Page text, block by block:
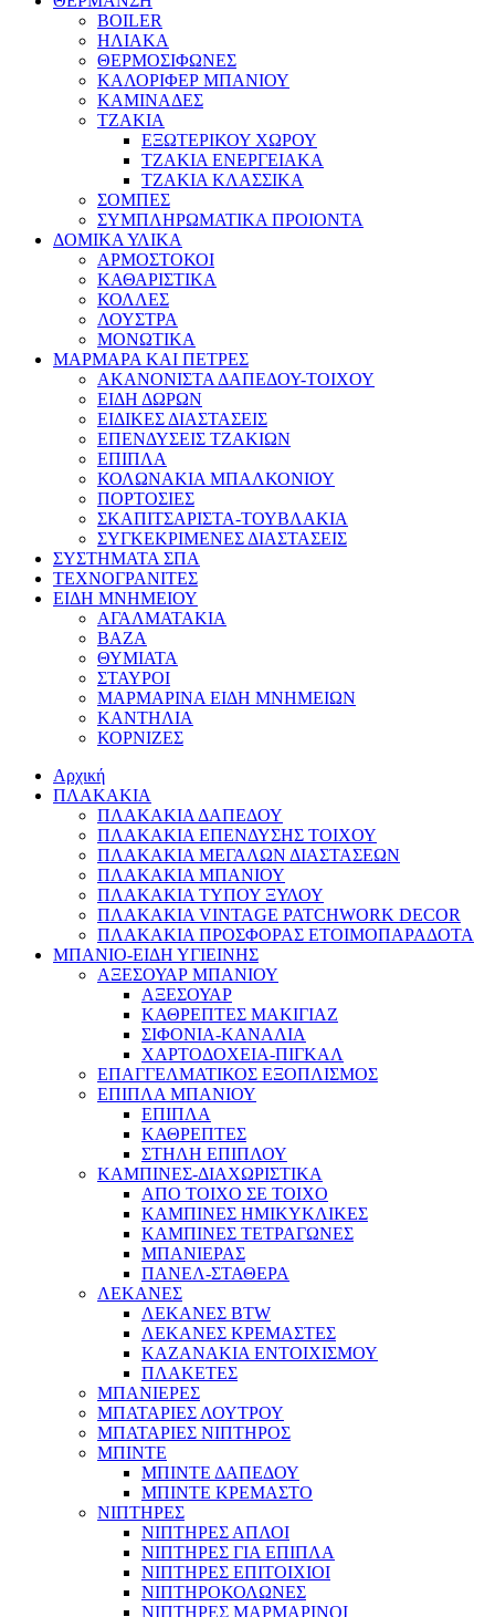
BOILER
ΗΛΙΑΚΑ
ΘΕΡΜΟΣΙΦΩΝΕΣ
ΚΑΛΟΡΙΦΕΡ ΜΠΑΝΙΟΥ
ΚΑΜΙΝΑΔΕΣ
ΤΖΑΚΙΑ
ΕΞΩΤΕΡΙΚΟΥ ΧΩΡΟΥ
ΤΖΑΚΙΑ ΕΝΕΡΓΕΙΑΚΑ
ΤΖΑΚΙΑ ΚΛΑΣΣΙΚΑ
ΣΟΜΠΕΣ
ΣΥΜΠΛΗΡΩΜΑΤΙΚΑ ΠΡΟΙΟΝΤΑ
ΔΟΜΙΚΑ ΥΛΙΚΑ
ΑΡΜΟΣΤΟΚΟΙ
ΚΑΘΑΡΙΣΤΙΚΑ
ΚΟΛΛΕΣ
ΛΟΥΣΤΡΑ
ΜΟΝΩΤΙΚΑ
ΜΑΡΜΑΡΑ ΚΑΙ ΠΕΤΡΕΣ
ΑΚΑΝΟΝΙΣΤΑ ΔΑΠΕΔΟΥ-ΤΟΙΧΟΥ
ΕΙΔΗ ΔΩΡΩΝ
ΕΙΔΙΚΕΣ ΔΙΑΣΤΑΣΕΙΣ
ΕΠΕΝΔΥΣΕΙΣ ΤΖΑΚΙΩΝ
ΕΠΙΠΛΑ
ΚΟΛΩΝΑΚΙΑ ΜΠΑΛΚΟΝΙΟΥ
ΠΟΡΤΟΣΙΕΣ
ΣΚΑΠΙΤΣΑΡΙΣΤΑ-ΤΟΥΒΛΑΚΙΑ
ΣΥΓΚΕΚΡΙΜΕΝΕΣ ΔΙΑΣΤΑΣΕΙΣ
ΣΥΣΤΗΜΑΤΑ ΣΠΑ
ΤΕΧΝΟΓΡΑΝΙΤΕΣ
ΕΙΔΗ ΜΝΗΜΕΙΟΥ
ΑΓΑΛΜΑΤΑΚΙΑ
ΒΑΖΑ
ΘΥΜΙΑΤΑ
ΣΤΑΥΡΟΙ
ΜΑΡΜΑΡΙΝΑ ΕΙΔΗ ΜΝΗΜΕΙΩΝ
ΚΑΝΤΗΛΙΑ
ΚΟΡΝΙΖΕΣ
Αρχική
ΠΛΑΚΑΚΙΑ
ΠΛΑΚΑΚΙΑ ΔΑΠΕΔΟΥ
ΠΛΑΚΑΚΙΑ ΕΠΕΝΔΥΣΗΣ ΤΟΙΧΟΥ
ΠΛΑΚΑΚΙΑ ΜΕΓΑΛΩΝ ΔΙΑΣΤΑΣΕΩΝ
ΠΛΑΚΑΚΙΑ ΜΠΑΝΙΟΥ
ΠΛΑΚΑΚΙΑ ΤΥΠΟΥ ΞΥΛΟΥ
ΠΛΑΚΑΚΙΑ VINTAGE PATCHWORK DECOR
ΠΛΑΚΑΚΙΑ ΠΡΟΣΦΟΡΑΣ ΕΤΟΙΜΟΠΑΡΑΔΟΤΑ
ΜΠΑΝΙΟ-ΕΙΔΗ ΥΓΙΕΙΝΗΣ
ΑΞΕΣΟΥΑΡ ΜΠΑΝΙΟΥ
ΑΞΕΣΟΥΑΡ
ΚΑΘΡΕΠΤΕΣ ΜΑΚΙΓΙΑΖ
ΣΙΦΟΝΙΑ-ΚΑΝΑΛΙΑ
ΧΑΡΤΟΔΟΧΕΙΑ-ΠΙΓΚΑΛ
ΕΠΑΓΓΕΛΜΑΤΙΚΟΣ ΕΞΟΠΛΙΣΜΟΣ
ΕΠΙΠΛΑ ΜΠΑΝΙΟΥ
ΕΠΙΠΛΑ
ΚΑΘΡΕΠΤΕΣ
ΣΤΗΛΗ ΕΠΙΠΛΟΥ
ΚΑΜΠΙΝΕΣ-ΔΙΑΧΩΡΙΣΤΙΚΑ
ΑΠΟ ΤΟΙΧΟ ΣΕ ΤΟΙΧΟ
ΚΑΜΠΙΝΕΣ ΗΜΙΚΥΚΛΙΚΕΣ
ΚΑΜΠΙΝΕΣ ΤΕΤΡΑΓΩΝΕΣ
ΜΠΑΝΙΕΡΑΣ
ΠΑΝΕΛ-ΣΤΑΘΕΡΑ
ΛΕΚΑΝΕΣ
ΛΕΚΑΝΕΣ BTW
ΛΕΚΑΝΕΣ ΚΡΕΜΑΣΤΕΣ
ΚΑΖΑΝΑΚΙΑ ΕΝΤΟΙΧΙΣΜΟΥ
ΠΛΑΚΕΤΕΣ
ΜΠΑΝΙΕΡΕΣ
ΜΠΑΤΑΡΙΕΣ ΛΟΥΤΡΟΥ
ΜΠΑΤΑΡΙΕΣ ΝΙΠΤΗΡΟΣ
ΜΠΙΝΤΕ
ΜΠΙΝΤΕ ΔΑΠΕΔΟΥ
ΜΠΙΝΤΕ ΚΡΕΜΑΣΤΟ
ΝΙΠΤΗΡΕΣ
ΝΙΠΤΗΡΕΣ ΑΠΛΟΙ
ΝΙΠΤΗΡΕΣ ΓΙΑ ΕΠΙΠΛΑ
ΝΙΠΤΗΡΕΣ ΕΠΙΤΟΙΧΙΟΙ
ΝΙΠΤΗΡΟΚΟΛΩΝΕΣ
ΝΙΠΤΗΡΕΣ ΜΑΡΜΑΡΙΝΟΙ